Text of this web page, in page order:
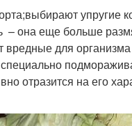
упругие
– она еще больше
вредные для
отразится на его